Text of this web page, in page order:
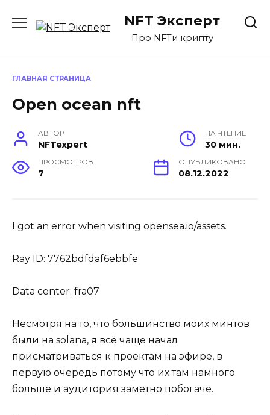
содержанию
NFT Эксперт
Про NFTи крипту
ГЛАВНАЯ СТРАНИЦА
Open ocean nft
АВТОР
NFTexpert
НА ЧТЕНИЕ
30 мин.
ПРОСМОТРОВ
7
ОПУБЛИКОВАНО
08.12.2022
I got an error when visiting opensea.io/assets.
Ray ID: 7762bdfdaf6ebbfe
Data center: fra07
Несмотря на то, что большинство моих минтов
были на solana, я всё чаще начал
присматриваться к проектам на эфире, в
первую очередь потому что их там намного
больше и аудитория заметно побогаче.